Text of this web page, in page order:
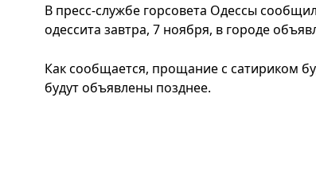
В пресс-службе горсовета Одессы
одессита завтра, 7 ноября, в городе
Как сообщается, прощание с сатириком
будут объявлены позднее.